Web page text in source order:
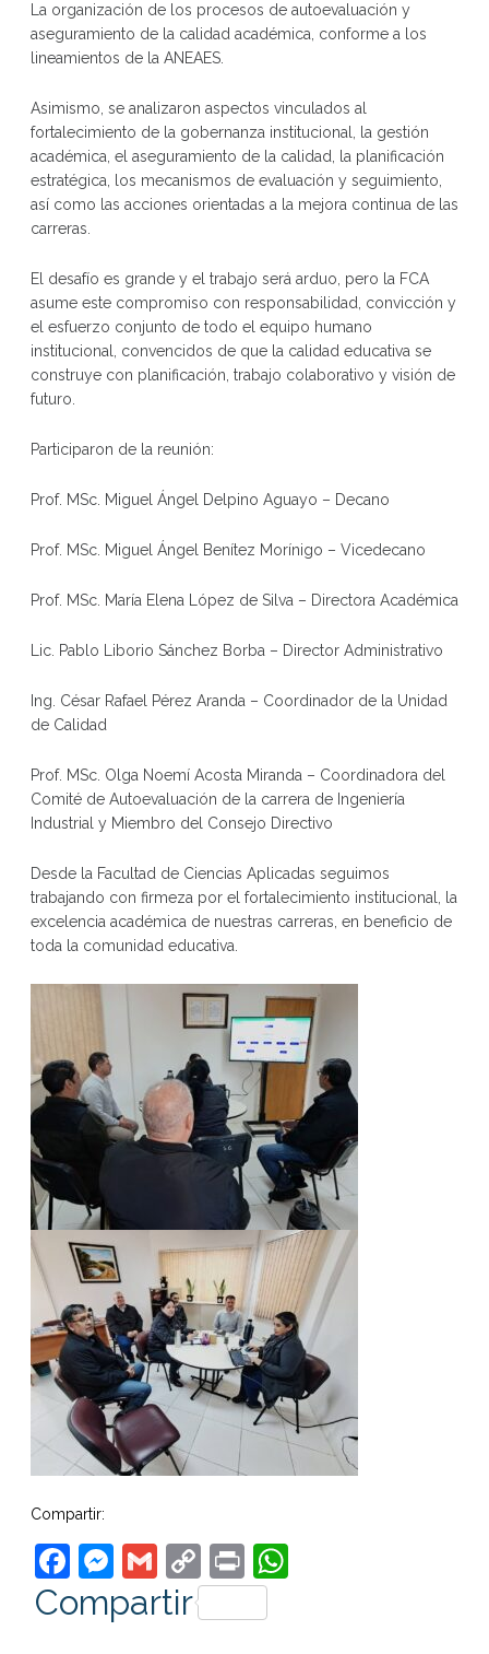
La organización de los procesos de autoevaluación y
aseguramiento de la calidad académica, conforme a los
lineamientos de la ANEAES.
Asimismo, se analizaron aspectos vinculados al
fortalecimiento de la gobernanza institucional, la gestión
académica, el aseguramiento de la calidad, la planificación
estratégica, los mecanismos de evaluación y seguimiento,
así como las acciones orientadas a la mejora continua de las
carreras.
El desafío es grande y el trabajo será arduo, pero la FCA
asume este compromiso con responsabilidad, convicción y
el esfuerzo conjunto de todo el equipo humano
institucional, convencidos de que la calidad educativa se
construye con planificación, trabajo colaborativo y visión de
futuro.
Participaron de la reunión:
Prof. MSc. Miguel Ángel Delpino Aguayo – Decano
Prof. MSc. Miguel Ángel Benítez Morínigo – Vicedecano
Prof. MSc. María Elena López de Silva – Directora Académica
Lic. Pablo Liborio Sánchez Borba – Director Administrativo
Ing. César Rafael Pérez Aranda – Coordinador de la Unidad
de Calidad
Prof. MSc. Olga Noemí Acosta Miranda – Coordinadora del
Comité de Autoevaluación de la carrera de Ingeniería
Industrial y Miembro del Consejo Directivo
Desde la Facultad de Ciencias Aplicadas seguimos
trabajando con firmeza por el fortalecimiento institucional, la
excelencia académica de nuestras carreras, en beneficio de
toda la comunidad educativa.
Compartir:
Facebook
Messenger
Gmail
Copy
Link
PrintWhatsApp
Compartir